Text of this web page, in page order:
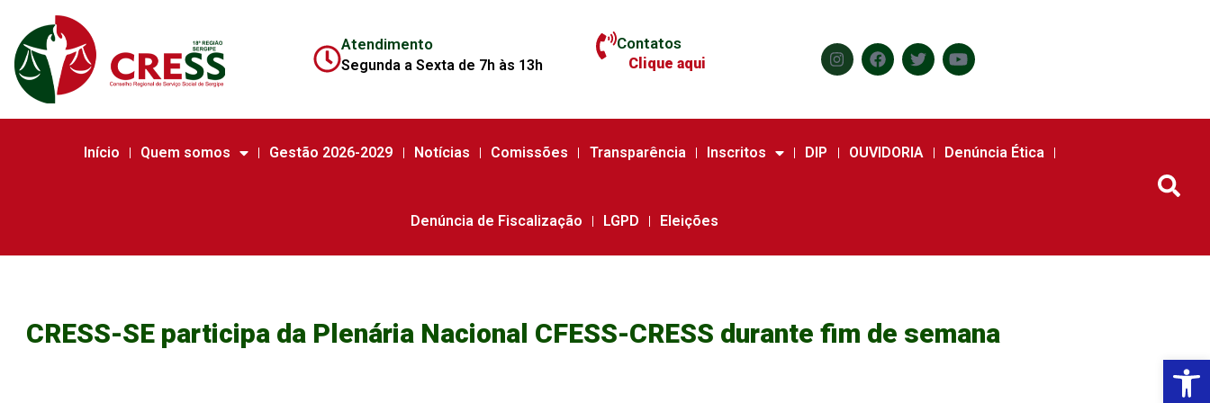
Atendimento
Segunda a Sexta de 7h às 13h
Contatos
Clique aqui
Início Quem somos Gestão 2026-2029 Notícias Comissões Transparência Inscritos DIP OUVIDORIA Denúncia Ética
Denúncia de Fiscalização LGPD Eleições
CRESS-SE participa da Plenária Nacional CFESS-CRESS durante fim de semana